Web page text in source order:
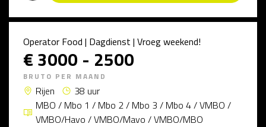
Operator Food | Dagdienst | Vroeg weekend!
€ 3000 - 2500
BRUTO PER MAAND
Rijen
38 uur
MBO / Mbo 1 / Mbo 2 / Mbo 3 / Mbo 4 / VMBO /
VMBO/Havo / VMBO/Mavo / VMBO/MBO